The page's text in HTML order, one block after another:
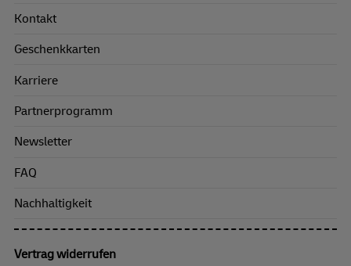
Kontakt
Geschenkkarten
Karriere
Partnerprogramm
Newsletter
FAQ
Nachhaltigkeit
Vertrag widerrufen